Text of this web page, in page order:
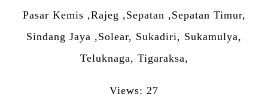
Pasar Kemis ,Rajeg ,Sepatan ,Sepatan Timur,
Sindang Jaya ,Solear, Sukadiri, Sukamulya,
Teluknaga, Tigaraksa,
Views: 27